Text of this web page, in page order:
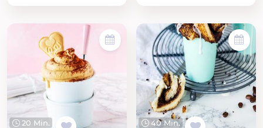
20 Min. 40 Min.